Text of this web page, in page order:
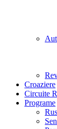
Croaziere
Circuite
Programe